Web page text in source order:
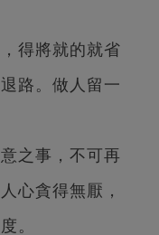
得將就的就省
路。做人留一
之事，不可再
心貪得無厭，
。